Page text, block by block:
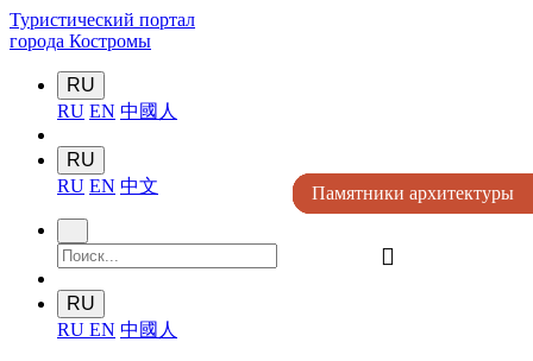
Туристический портал
города Костромы
RU
RU EN 中國人
RU
RU EN 中文
󰍉
RU
RU EN 中國人
Памятники архитектуры
Памятники архитектуры
Памятники архитектуры
Памятники архитектуры
Памятники архитектуры